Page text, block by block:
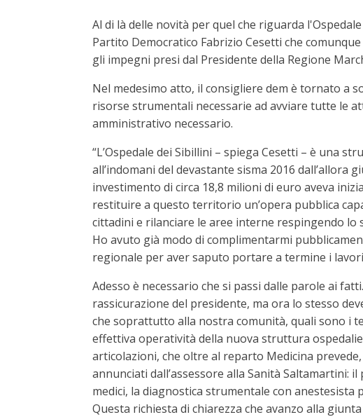
Al di là delle novità per quel che riguarda
Partito Democratico Fabrizio Cesetti che
gli impegni presi dal Presidente della Regione
Nel medesimo atto, il consigliere dem è tornato a
risorse strumentali necessarie ad avviare tutte le
amministrativo necessario.
“L’Ospedale dei Sibillini – spiega Cesetti – è una
all’indomani del devastante sisma 2016 dall’allora
investimento di circa 18,8 milioni di euro aveva
restituire a questo territorio un’opera pubblica
cittadini e rilanciare le aree interne respingendo
Ho avuto già modo di complimentarmi
regionale per aver saputo portare a termine i
Adesso è necessario che si passi dalle parole ai
rassicurazione del presidente, ma ora lo stesso
che soprattutto alla nostra comunità, quali sono i
effettiva operatività della nuova struttura
articolazioni, che oltre al reparto Medicina
annunciati dall’assessore alla Sanità Saltamartini:
medici, la diagnostica strumentale con
Questa richiesta di chiarezza che avanzo alla